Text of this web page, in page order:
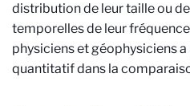
distribution de leur taille ou
temporelles de leur
physiciens et géophysiciens
quantitatif dans la